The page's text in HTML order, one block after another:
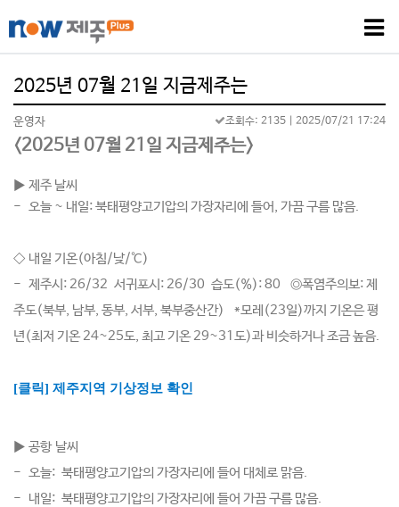
2025년 07월 21일 지금제주는
운영자 조회수: 2135 | 2025/07/21 17:24
<2025년 07월 21일 지금제주는>
▶ 제주 날씨
- 오늘 ~ 내일: 북태평양고기압의 가장자리에 들어, 가끔 구름 많음.
◇ 내일 기온(아침/낮/℃)
- 제주시: 26/32 서귀포시: 26/30 습도(%): 80 ◎폭염주의보: 제
주도(북부, 남부, 동부, 서부, 북부중산간) *모레(23일)까지 기온은 평
년(최저 기온 24~25도, 최고 기온 29~31도)과 비슷하거나 조금 높음.
[클릭] 제주지역 기상정보 확인
▶ 공항 날씨
- 오늘: 북태평양고기압의 가장자리에 들어 대체로 맑음.
- 내일: 북태평양고기압의 가장자리에 들어 가끔 구름 많음.